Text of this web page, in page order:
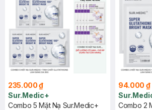
235.000 ₫
Sur.Medic+
Combo 5 Mặt Nạ Sur.Medic+
94.000 ₫
Combo 2